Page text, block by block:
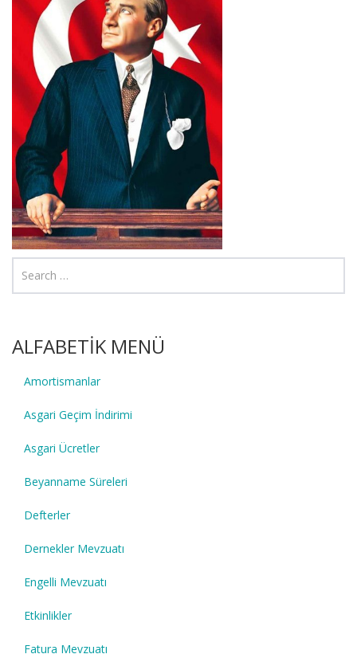
ALFABETİK MENÜ
Amortismanlar
Asgari Geçim İndirimi
Asgari Ücretler
Beyanname Süreleri
Defterler
Dernekler Mevzuatı
Engelli Mevzuatı
Etkinlikler
Fatura Mevzuatı